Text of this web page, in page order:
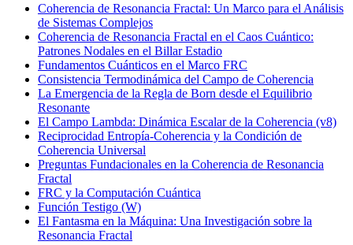
Coherencia de Resonancia Fractal: Un Marco para el Análisis
de Sistemas Complejos
Coherencia de Resonancia Fractal en el Caos Cuántico:
Patrones Nodales en el Billar Estadio
Fundamentos Cuánticos en el Marco FRC
Consistencia Termodinámica del Campo de Coherencia
La Emergencia de la Regla de Born desde el Equilibrio
Resonante
El Campo Lambda: Dinámica Escalar de la Coherencia (v8)
Reciprocidad Entropía-Coherencia y la Condición de
Coherencia Universal
Preguntas Fundacionales en la Coherencia de Resonancia
Fractal
FRC y la Computación Cuántica
Función Testigo (W)
El Fantasma en la Máquina: Una Investigación sobre la
Resonancia Fractal